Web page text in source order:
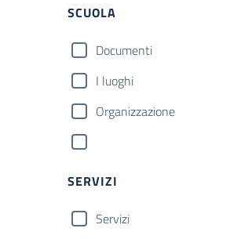
SCUOLA
Documenti
I luoghi
Organizzazione
SERVIZI
Servizi